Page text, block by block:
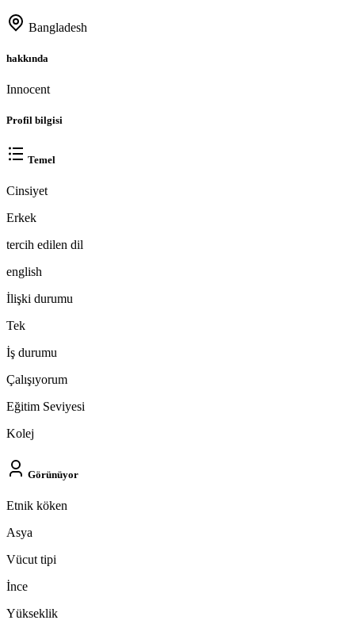
Bangladesh
hakkında
Innocent
Profil bilgisi
Temel
Cinsiyet
Erkek
tercih edilen dil
english
İlişki durumu
Tek
İş durumu
Çalışıyorum
Eğitim Seviyesi
Kolej
Görünüyor
Etnik köken
Asya
Vücut tipi
İnce
Yükseklik